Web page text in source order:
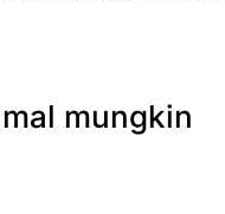
mungkin